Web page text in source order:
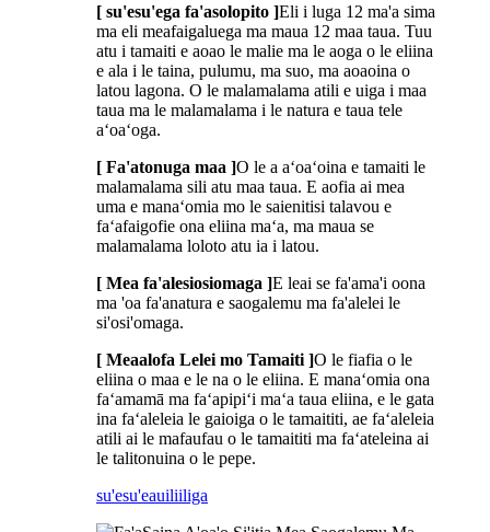
[ su'esu'ega fa'asolopito ]Eli i luga 12 ma'a sima
ma eli meafaigaluega ma maua 12 maa taua. Tuu
atu i tamaiti e aoao le malie ma le aoga o le eliina
e ala i le taina, pulumu, ma suo, ma aoaoina o
latou lagona. O le malamalama atili e uiga i maa
taua ma le malamalama i le natura e taua tele
aʻoaʻoga.
[ Fa'atonuga maa ]O le a aʻoaʻoina e tamaiti le
malamalama sili atu maa taua. E aofia ai mea
uma e manaʻomia mo le saienitisi talavou e
faʻafaigofie ona eliina maʻa, ma maua se
malamalama loloto atu ia i latou.
[ Mea fa'alesiosiomaga ]E leai se fa'ama'i oona
ma 'oa fa'anatura e saogalemu ma fa'alelei le
si'osi'omaga.
[ Meaalofa Lelei mo Tamaiti ]O le fiafia o le
eliina o maa e le na o le eliina. E manaʻomia ona
faʻamamā ma faʻapipiʻi maʻa taua eliina, e le gata
ina faʻaleleia le gaioiga o le tamaititi, ae faʻaleleia
atili ai le mafaufau o le tamaititi ma faʻateleina ai
le talitonuina o le pepe.
su'esu'eauiliiliga